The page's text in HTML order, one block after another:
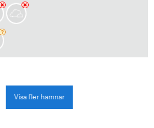
Visa fler hamnar